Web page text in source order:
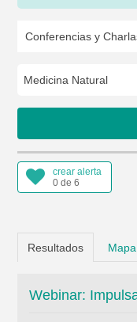
Medicina Natural
crear alerta
0 de 6
Resultados Mapa
Webinar: